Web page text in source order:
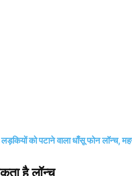
को पटाने वाला धाँसू फोन लॉन्च,
है लॉन्च